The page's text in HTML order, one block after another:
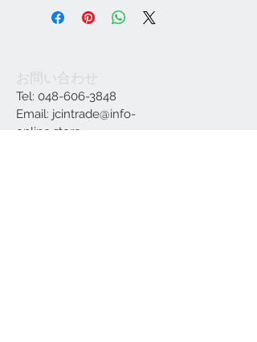
お問い合わせ
Tel: 048-606-3848
Email: jcintrade@info-
online.store